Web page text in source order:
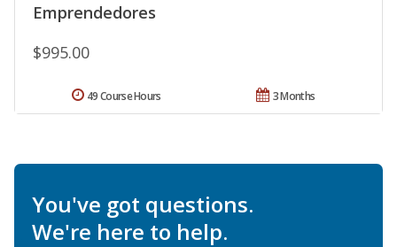
Emprendedores
$995.00
3 Months
49 Course Hours
You've got questions.
We're here to help.